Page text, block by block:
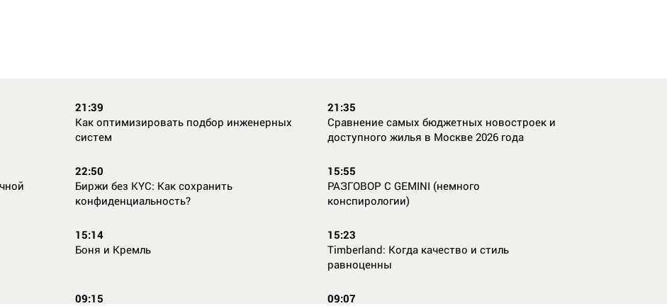
21:39
Как оптимизировать подбор инженерных
систем
21:35
Сравнение самых бюджетных новостроек и
доступного жилья в Москве 2026 года
22:50
Биржи без KYC: Как сохранить
конфиденциальность?
15:55
РАЗГОВОР С GEMINI (немного
конспирологии)
15:14
Боня и Кремль
15:23
Timberland: Когда качество и стиль
равноценны
09:15
09:07